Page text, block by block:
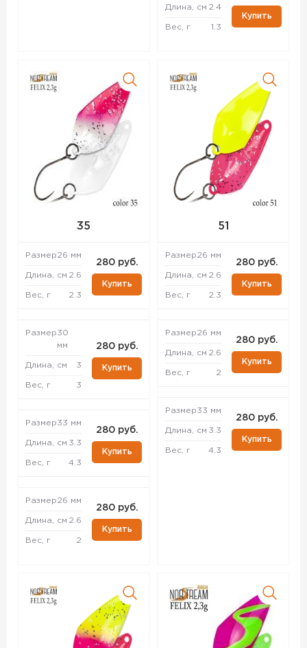
Длина, см 2.4
Вес, г 1.3
Купить
35
Размер26 мм
Длина, см 2.6
Вес, г 2.3
280 руб.
Купить
Размер30
мм
Длина, см 3
Вес, г 3
280 руб.
Купить
Размер33 мм
Длина, см 3.3
Вес, г 4.3
280 руб.
Купить
Размер26 мм
Длина, см 2.6
Вес, г 2
280 руб.
Купить
51
Размер26 мм
Длина, см 2.6
Вес, г 2.3
280 руб.
Купить
Размер26 мм
Длина, см 2.6
Вес, г 2
280 руб.
Купить
Размер33 мм
Длина, см 3.3
Вес, г 4.3
280 руб.
Купить